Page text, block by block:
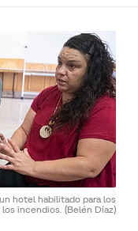
hotel habilitado para los
incendios. (Belén Díaz)